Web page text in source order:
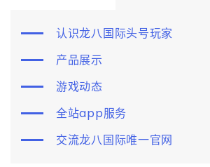
认识龙八国际头号玩家
产品展示
游戏动态
全站app服务
交流龙八国际唯一官网